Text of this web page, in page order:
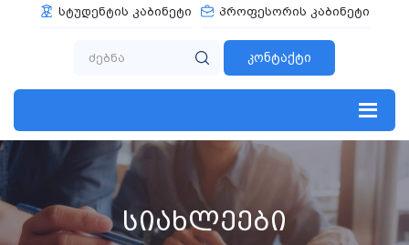
სტუდენტის კაბინეტი პროფესორის კაბინეტი
კონტაქტი
სიახლეები